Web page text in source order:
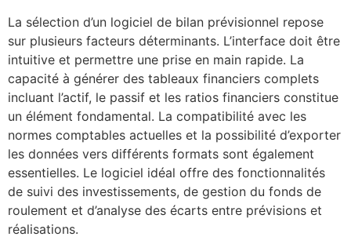
La sélection d’un logiciel de bilan prévisionnel repose
sur plusieurs facteurs déterminants. L’interface doit être
intuitive et permettre une prise en main rapide. La
capacité à générer des tableaux financiers complets
incluant l’actif, le passif et les ratios financiers constitue
un élément fondamental. La compatibilité avec les
normes comptables actuelles et la possibilité d’exporter
les données vers différents formats sont également
essentielles. Le logiciel idéal offre des fonctionnalités
de suivi des investissements, de gestion du fonds de
roulement et d’analyse des écarts entre prévisions et
réalisations.